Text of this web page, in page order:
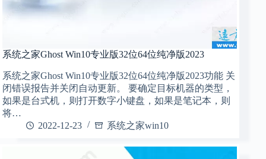
系统之家Ghost Win10专业版32位64位纯净版2023
系统之家Ghost Win10专业版32位64位纯净版2023功能 关
闭错误报告并关闭自动更新。 要确定目标机器的类型，
如果是台式机，则打开数字小键盘，如果是笔记本，则
将…
2022-12-23
系统之家win10